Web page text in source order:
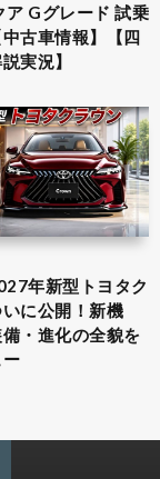
ア Gグレード 試乗
古車情報】【四
実況】
年新型トヨタク
に公開！新機
・進化の全貌を